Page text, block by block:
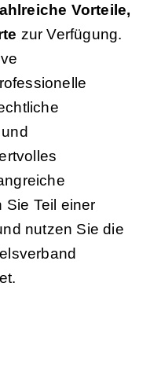
Vorteile,
zur Verfügung.
Sie Teil einer
nutzen Sie die